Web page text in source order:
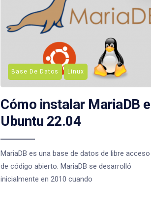
Base De Datos Linux
Cómo instalar MariaDB
Ubuntu 22.04
MariaDB es una base de datos de libre
de código abierto. MariaDB se desarrolló
inicialmente en 2010 cuando